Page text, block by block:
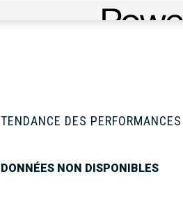
TENDANCE DES PERFORMANCES
DONNÉES NON DISPONIBLES